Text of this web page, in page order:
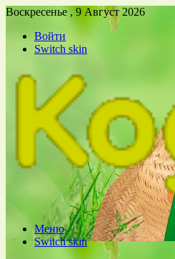
Воскресенье , 9 Август 2026
Войти
Switch skin
Меню
Switch skin